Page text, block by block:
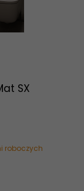
SX
roboczych